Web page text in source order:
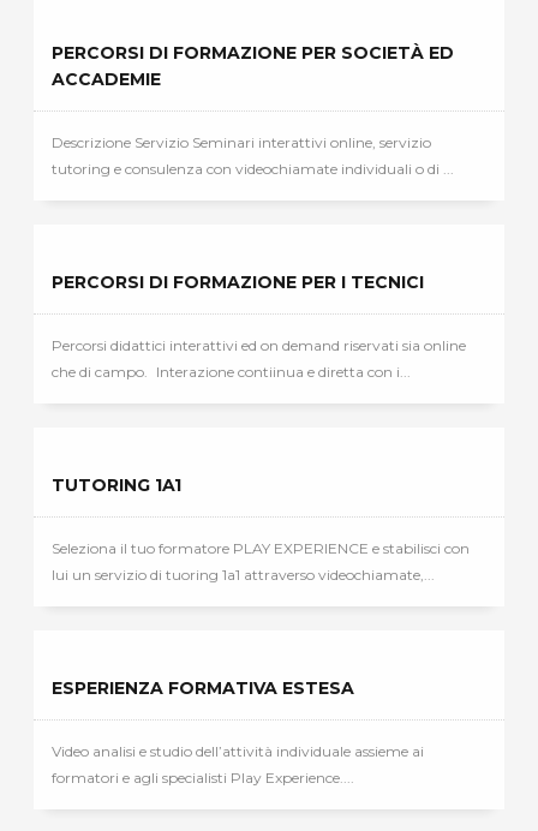
PERCORSI DI FORMAZIONE PER SOCIETÀ ED
ACCADEMIE
Descrizione Servizio Seminari interattivi online, servizio
tutoring e consulenza con videochiamate individuali o di ...
PERCORSI DI FORMAZIONE PER I TECNICI
Percorsi didattici interattivi ed on demand riservati sia online
che di campo. Interazione contiinua e diretta con i...
TUTORING 1A1
Seleziona il tuo formatore PLAY EXPERIENCE e stabilisci con
lui un servizio di tuoring 1a1 attraverso videochiamate,...
ESPERIENZA FORMATIVA ESTESA
Video analisi e studio dell’attività individuale assieme ai
formatori e agli specialisti Play Experience....